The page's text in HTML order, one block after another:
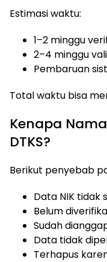
Estimasi waktu:
1–2 minggu
2–4 minggu
Pembaruan
Total waktu bisa
Kenapa
DTKS?
Berikut penyebab
Data NIK tidak
Belum
Sudah
Data tidak
Terhapus